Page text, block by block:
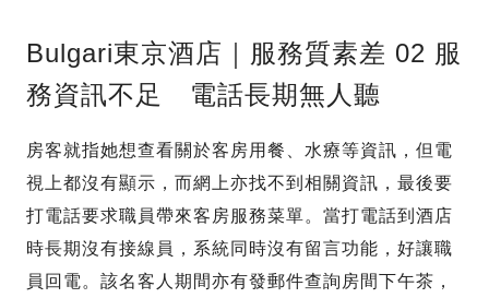
Bulgari東京酒店｜服務質素差 02 服
務資訊不足 電話長期無人聽
房客就指她想查看關於客房用餐、水療等資訊，但電
視上都沒有顯示，而網上亦找不到相關資訊，最後要
打電話要求職員帶來客房服務菜單。當打電話到酒店
時長期沒有接線員，系統同時沒有留言功能，好讓職
員回電。該名客人期間亦有發郵件查詢房間下午茶，